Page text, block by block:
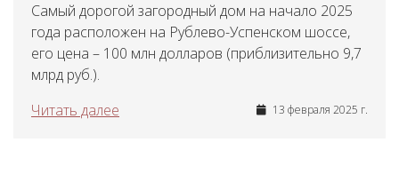
Самый дорогой загородный дом на начало 2025
года расположен на Рублево-Успенском шоссе,
его цена – 100 млн долларов (приблизительно 9,7
млрд руб.).
Читать далее
13 февраля 2025 г.